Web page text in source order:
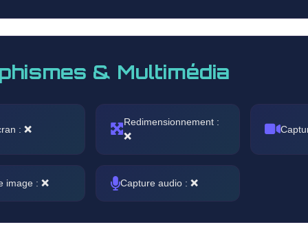
& Multimédia
: ❌
Redimensionnement :
❌
image : ❌ Capture audio : ❌